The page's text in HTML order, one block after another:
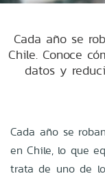
Cada año se
Chile. Conoce
datos y
Cada año se
en Chile, lo que
trata de uno de